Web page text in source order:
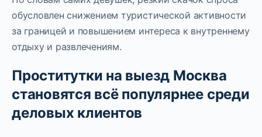
обусловлен снижением туристической активности
за границей и повышением интереса к внутреннему
отдыху и развлечениям.
Проститутки на выезд Москва
становятся всё популярнее среди
деловых клиентов